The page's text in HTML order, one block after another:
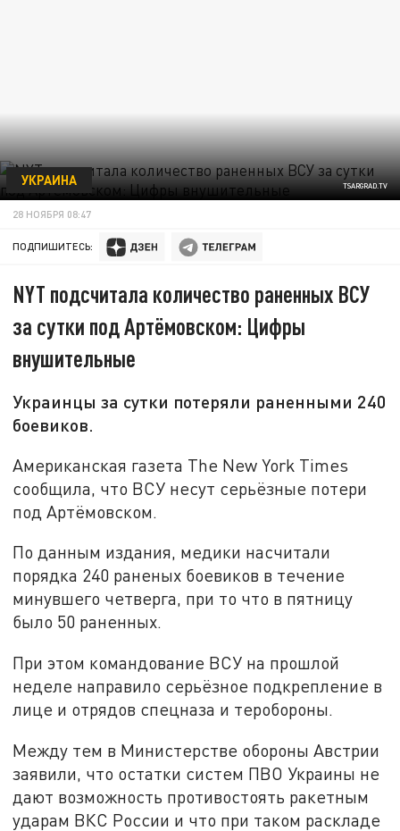
TSARGRAD.TV
УКРАИНА
28 НОЯБРЯ 08:47
ПОДПИШИТЕСЬ:
NYT подсчитала количество раненных ВСУ
за сутки под Артёмовском: Цифры
внушительные
Украинцы за сутки потеряли раненными 240
боевиков.
Американская газета The New York Times
сообщила, что ВСУ несут серьёзные потери
под Артёмовском.
По данным издания, медики насчитали
порядка 240 раненых боевиков в течение
минувшего четверга, при то что в пятницу
было 50 раненных.
При этом командование ВСУ на прошлой
неделе направило серьёзное подкрепление в
лице и отрядов спецназа и теробороны.
Между тем в Министерстве обороны Австрии
заявили, что остатки систем ПВО Украины не
дают возможность противостоять ракетным
ударам ВКС России и что при таком раскладе